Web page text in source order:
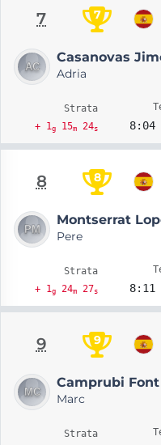
7 7
Casanovas
Adria
Strata
+ 1g15m24s 8:04
8 8
Montserrat
Pere
Strata
+ 1g24m27s 8:11
9 9
Camprubi Font
Marc
Strata